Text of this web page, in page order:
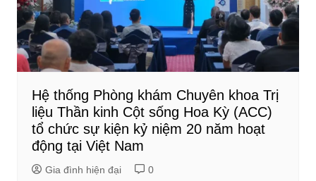
Hệ thống Phòng khám Chuyên khoa Trị
liệu Thần kinh Cột sống Hoa Kỳ (ACC)
tổ chức sự kiện kỷ niệm 20 năm hoạt
động tại Việt Nam
Gia đình hiện đại 0